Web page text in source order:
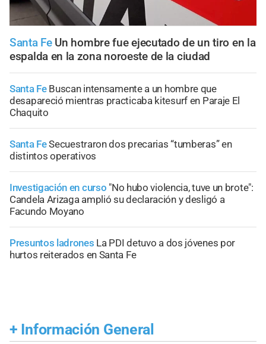
Santa Fe Un hombre fue ejecutado de un tiro en la
espalda en la zona noroeste de la ciudad
Santa Fe Buscan intensamente a un hombre que
desapareció mientras practicaba kitesurf en Paraje El
Chaquito
Santa FeSecuestraron dos precarias “tumberas” en
distintos operativos
Investigación en curso "No hubo violencia, tuve un brote":
Candela Arizaga amplió su declaración y desligó a
Facundo Moyano
Presuntos ladrones La PDI detuvo a dos jóvenes por
hurtos reiterados en Santa Fe
+ Información General